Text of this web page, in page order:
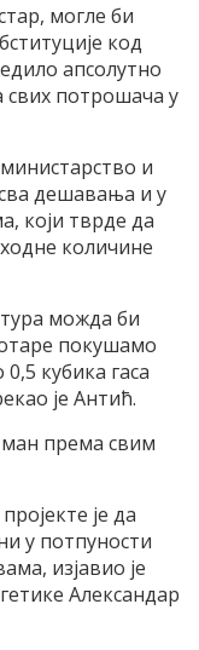
могле би
код
апсолутно
свих потрошача у
и
дешавања и у
који тврде да
количине
можда би
покушамо
кубика гаса
је Антић.
према свим
је да
у потпуности
изјавио је
Александар